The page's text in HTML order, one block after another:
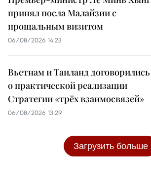
принял посла Малайзии с
прощальным визитом
06/08/2026 14:23
Вьетнам и Таиланд договорились
о практической реализации
Стратегии «трёх взаимосвязей»
06/08/2026 13:29
Загрузить больше